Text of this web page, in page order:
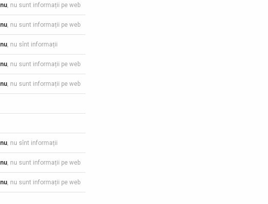
nu, nu sunt informații pe web
nu, nu sunt informații pe web
nu, nu sînt informații
nu, nu sunt informații pe web
nu, nu sunt informații pe web
nu, nu sînt informații
nu, nu sunt informații pe web
nu, nu sunt informații pe web